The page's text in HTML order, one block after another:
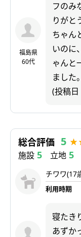
福島県
60代
フのみ
りがと
ちゃん
いのに
ゃんと
ました。
(投稿
総合評価 5
施設 5 立地 5
チワワ(17
利用時期
寝たき
あずか